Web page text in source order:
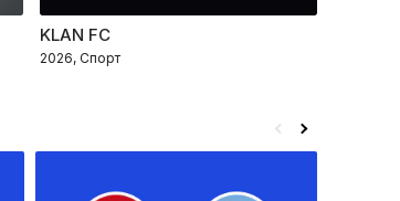
KLAN FC
2026, Спорт